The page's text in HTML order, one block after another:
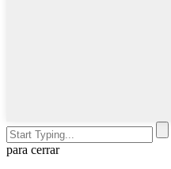
para cerrar